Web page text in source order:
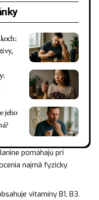
jeho
pomáhajú pri
najmä fyzicky
vitamíny B1, B3,